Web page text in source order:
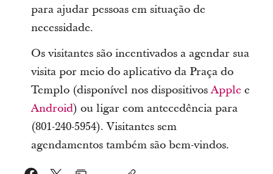
para ajudar pessoas em situação de
necessidade.
Os visitantes são incentivados a agendar sua
visita por meio do aplicativo da Praça do
Templo (disponível nos dispositivosApple e
Android) ou ligar com antecedência para
(801-240-5954). Visitantes sem
agendamentos também são bem-vindos.